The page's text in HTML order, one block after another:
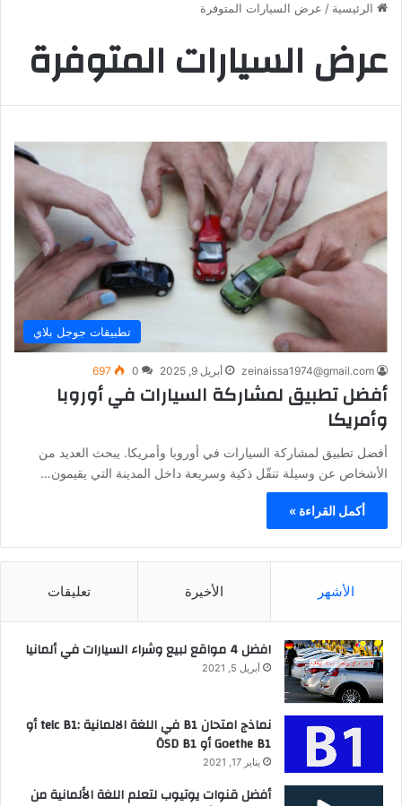
الرئيسية / عرض السيارات المتوفرة
عرض السيارات المتوفرة
تطبيقات جوجل بلاي
zeinaissa1974@gmail.com أبريل 9, 2025 0
697
أفضل تطبيق لمشاركة السيارات في أوروبا
وأمريكا
أفضل تطبيق لمشاركة السيارات في أوروبا وأمريكا. يبحث العديد من
الأشخاص عن وسيلة تنقّل ذكية وسريعة داخل المدينة التي يقيمون…
أكمل القراءة »
الأشهر الأخيرة تعليقات
افضل 4 مواقع لبيع وشراء السيارات في ألمانيا
أبريل 5, 2021
نماذج امتحان B1 في اللغة الالمانية :telc B1 أو
Goethe B1 أو ÖSD B1
يناير 17, 2021
أفضل قنوات يوتيوب لتعلم اللغة الألمانية من